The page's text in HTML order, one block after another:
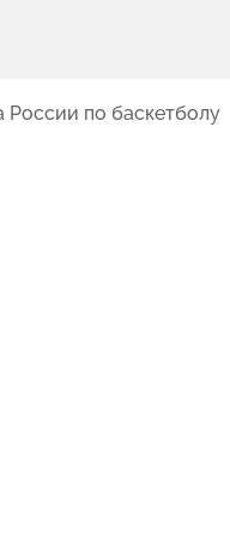
по баскетболу